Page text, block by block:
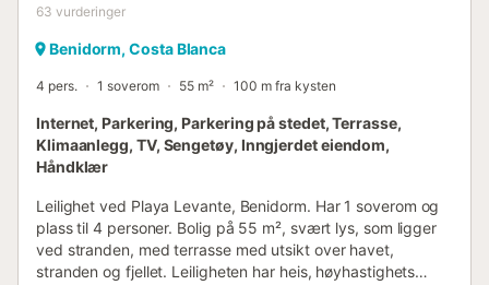
63 vurderinger
Benidorm, Costa Blanca
4 pers. 1 soverom 55 m² 100 m fra kysten
Internet, Parkering, Parkering på stedet, Terrasse,
Klimaanlegg, TV, Sengetøy, Inngjerdet eiendom,
Håndklær
Leilighet ved Playa Levante, Benidorm. Har 1 soverom og
plass til 4 personer. Bolig på 55 m², svært lys, som ligger
ved stranden, med terrasse med utsikt over havet,
stranden og fjellet. Leiligheten har heis, høyhastighets